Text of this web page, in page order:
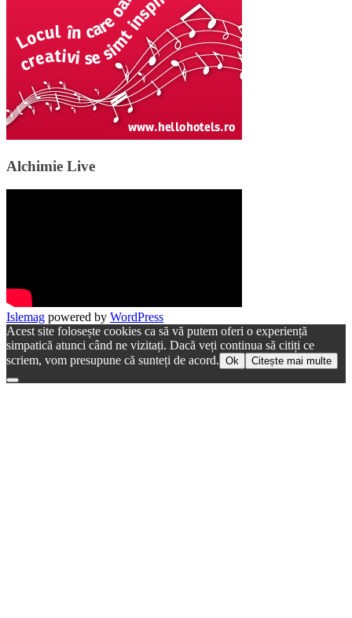
Alchimie Live
Islemag powered by WordPress
Acest site folosește cookies ca să vă putem oferi o experiență
simpatică atunci când ne vizitați. Dacă veți continua să citiți ce
scriem, vom presupune că sunteți de acord. Ok Citește mai multe